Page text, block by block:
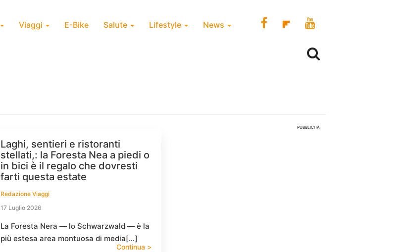
Viaggi E-Bike Salute Lifestyle News
Laghi, sentieri e ristoranti
stellati,: la Foresta Nea a piedi o
in bici è il regalo che dovresti
farti questa estate
Redazione Viaggi
17 Luglio 2026
La Foresta Nera — lo Schwarzwald — è la
più estesa area montuosa di media[…]
Continua >
PUBBLICITÀ